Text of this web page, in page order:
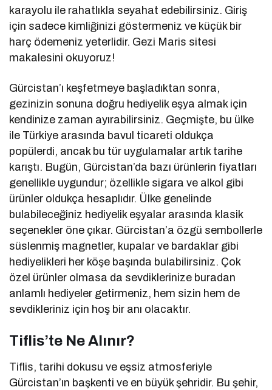
karayolu ile rahatlıkla seyahat edebilirsiniz. Giriş
için sadece kimliğinizi göstermeniz ve küçük bir
harç ödemeniz yeterlidir. Gezi Maris sitesi
makalesini okuyoruz!
Gürcistan’ı keşfetmeye başladıktan sonra,
gezinizin sonuna doğru hediyelik eşya almak için
kendinize zaman ayırabilirsiniz. Geçmişte, bu ülke
ile Türkiye arasında bavul ticareti oldukça
popülerdi, ancak bu tür uygulamalar artık tarihe
karıştı. Bugün, Gürcistan’da bazı ürünlerin fiyatları
genellikle uygundur; özellikle sigara ve alkol gibi
ürünler oldukça hesaplıdır. Ülke genelinde
bulabileceğiniz hediyelik eşyalar arasında klasik
seçenekler öne çıkar. Gürcistan’a özgü sembollerle
süslenmiş magnetler, kupalar ve bardaklar gibi
hediyelikleri her köşe başında bulabilirsiniz. Çok
özel ürünler olmasa da sevdiklerinize buradan
anlamlı hediyeler getirmeniz, hem sizin hem de
sevdikleriniz için hoş bir anı olacaktır.
Tiflis’te Ne Alınır?
Tiflis, tarihi dokusu ve eşsiz atmosferiyle
Gürcistan’ın başkenti ve en büyük şehridir. Bu şehir,